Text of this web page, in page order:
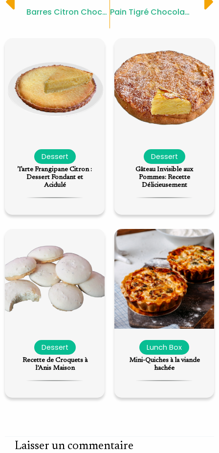
Barres Citron Chocolat Faciles et Gourmandes Pain Tigré Chocolat : Recette Gourmande
Dessert
Tarte Frangipane Citron :
Dessert Fondant et
Acidulé
Dessert
Gâteau Invisible aux
Pommes: Recette
Délicieusement
Dessert
Recette de Croquets à
l’Anis Maison
Lunch Box
Mini-Quiches à la viande
hachée
Laisser un commentaire